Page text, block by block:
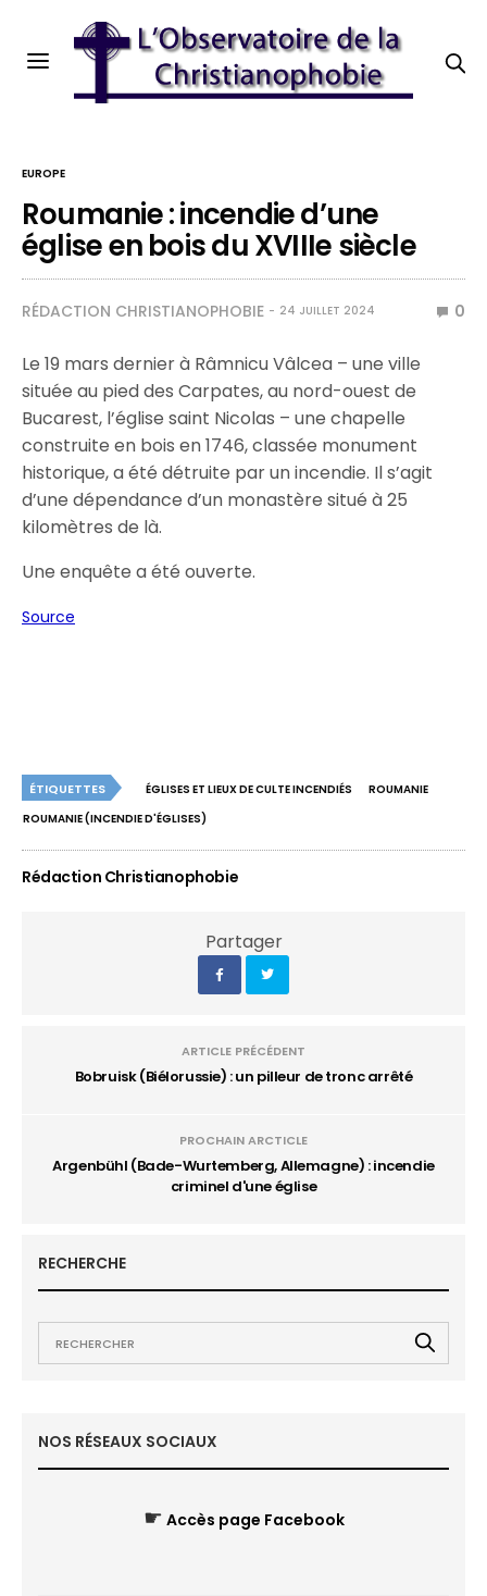
EUROPE
Roumanie : incendie d’une
église en bois du XVIIIe siècle
RÉDACTION CHRISTIANOPHOBIE 24 JUILLET 2024 0
Le 19 mars dernier à Râmnicu Vâlcea – une ville
située au pied des Carpates, au nord-ouest de
Bucarest, l’église saint Nicolas – une chapelle
construite en bois en 1746, classée monument
historique, a été détruite par un incendie. Il s’agit
d’une dépendance d’un monastère situé à 25
kilomètres de là.
Une enquête a été ouverte.
Source
ÉTIQUETTES ÉGLISES ET LIEUX DE CULTE INCENDIÉS
ROUMANIE
ROUMANIE (INCENDIE D'ÉGLISES)
Rédaction Christianophobie
Partager
ARTICLE PRÉCÉDENT
Bobruisk (Biélorussie) : un pilleur de tronc arrêté
PROCHAIN ARCTICLE
Argenbühl (Bade-Wurtemberg, Allemagne) : incendie
criminel d'une église
RECHERCHE
NOS RÉSEAUX SOCIAUX
☛ Accès page Facebook